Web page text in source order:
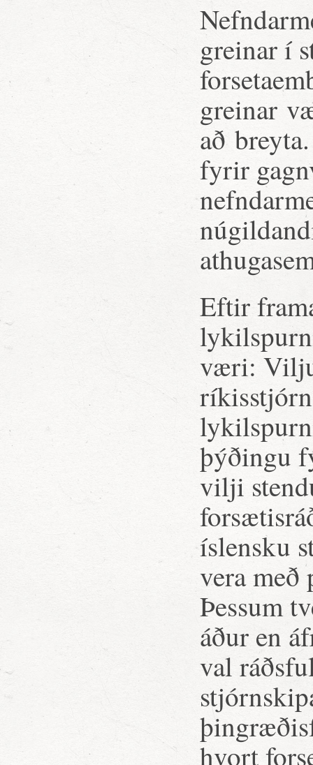
greinar í
greinar
að
fyrir
Eftir
væri:
þýðingu
vilji
íslensku
vera
Þessum
áður en
val
hvort